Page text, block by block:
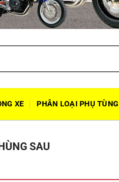
XE PHÂN LOẠI PHỤ TÙNG
SAU